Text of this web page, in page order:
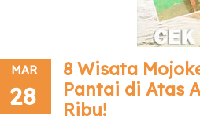
MAR
28
8 Wisata
Pantai di Atas
Ribu!